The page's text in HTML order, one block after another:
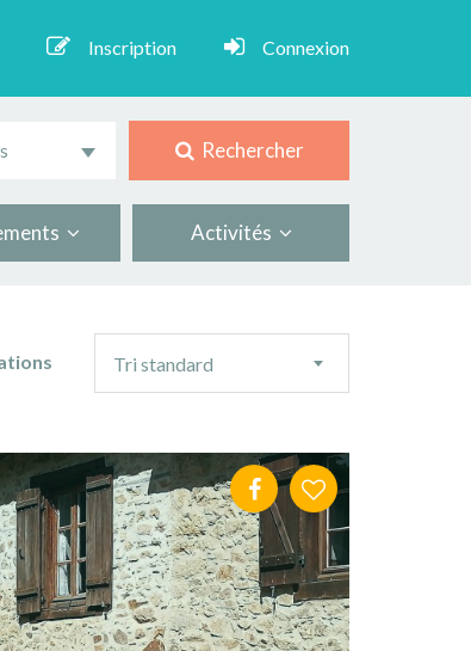
Inscription Connexion
Rechercher
Activités
tri
Tri standard